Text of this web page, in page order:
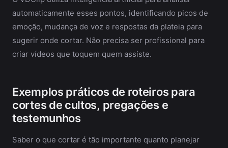
automaticamente esses pontos, identificando picos de
emoção, mudança de voz e respostas da plateia para
sugerir onde cortar. Não precisa ser profissional para
criar vídeos que toquem quem assiste.
Exemplos práticos de roteiros para
cortes de cultos, pregações e
testemunhos
Saber o que cortar é tão importante quanto planejar